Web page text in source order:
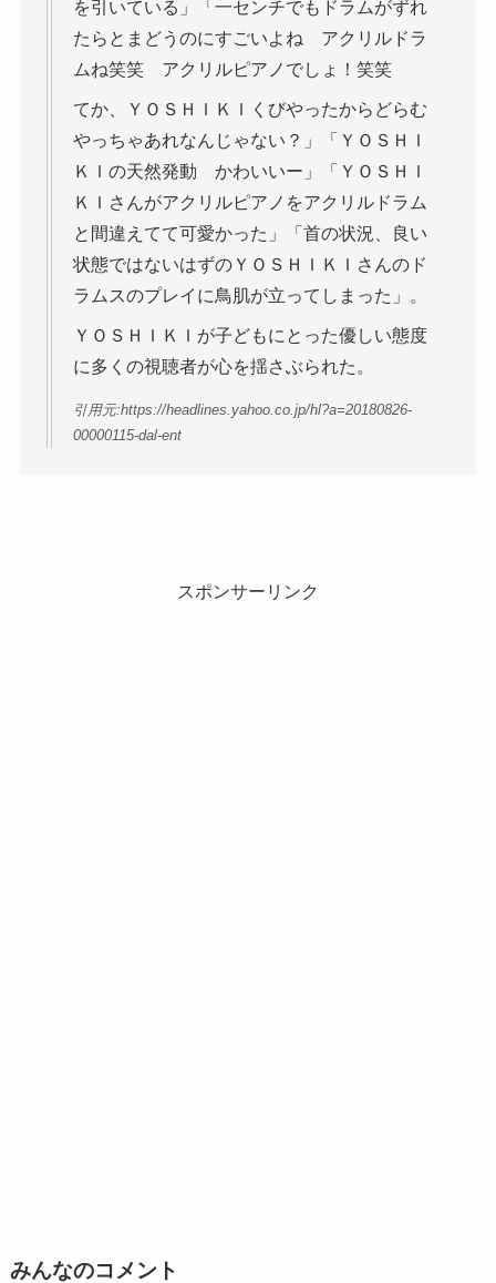
を引いている」「一センチでもドラムがずれ
たらとまどうのにすごいよね アクリルドラ
ムね笑笑 アクリルピアノでしょ！笑笑
てか、ＹＯＳＨＩＫＩくびやったからどらむ
やっちゃあれなんじゃない？」「ＹＯＳＨＩ
ＫＩの天然発動 かわいいー」「ＹＯＳＨＩ
ＫＩさんがアクリルピアノをアクリルドラム
と間違えてて可愛かった」「首の状況、良い
状態ではないはずのＹＯＳＨＩＫＩさんのド
ラムスのプレイに鳥肌が立ってしまった」。
ＹＯＳＨＩＫＩが子どもにとった優しい態度
に多くの視聴者が心を揺さぶられた。
引用元:https://headlines.yahoo.co.jp/hl?a=20180826-
00000115-dal-ent
スポンサーリンク
みんなのコメント